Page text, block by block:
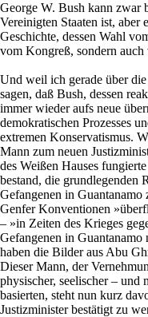
George W. Bush kann zwar
Vereinigten Staaten ist, aber
Geschichte, dessen Wahl
vom Kongreß, sondern
Und weil ich gerade über
sagen, daß Bush, dessen
immer wieder aufs neue
demokratischen Prozesses
extremen Konservatismus.
Mann zum neuen
des Weißen Hauses
bestand, die grundlegenden
Gefangenen in
Genfer Konventionen
– »in Zeiten des Krieges
Gefangenen in
haben die Bilder aus Abu
Dieser Mann, der
physischer, seelischer – und
basierten, steht nun kurz
Justizminister bestätigt zu